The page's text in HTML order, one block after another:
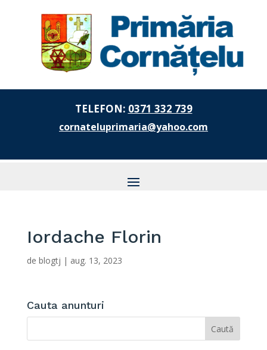
TELEFON: 0371 332 739
cornateluprimaria@yahoo.com
Iordache Florin
de blogtj | aug. 13, 2023
Cauta anunturi